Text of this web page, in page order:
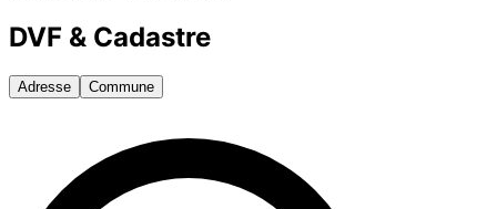
DVF & Cadastre
Adresse Commune